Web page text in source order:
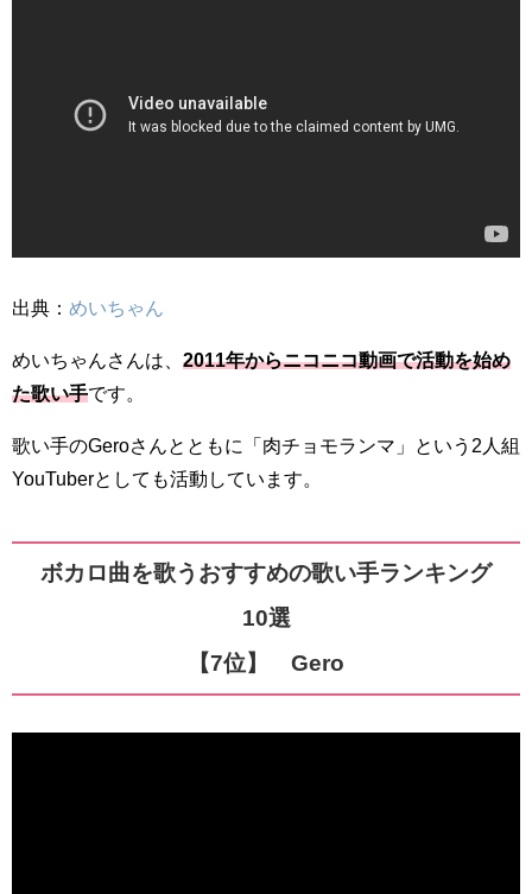
出典： めいちゃん
めいちゃんさんは、 2011年からニコニコ動画で活動を始め
た歌い手です。
歌い手のGeroさんとともに「肉チョモランマ」という2人組
YouTuberとしても活動しています。
ボカロ曲を歌うおすすめの歌い手ランキング
10選
【7位】 Gero